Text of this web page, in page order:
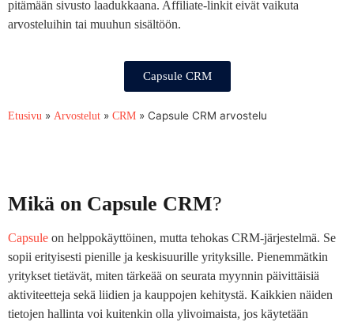
pitämään sivusto laadukkaana. Affiliate-linkit eivät vaikuta
arvosteluihin tai muuhun sisältöön.
Capsule CRM
Etusivu » Arvostelut » CRM » Capsule CRM arvostelu
Mikä on Capsule CRM?
Capsule on helppokäyttöinen, mutta tehokas CRM-järjestelmä. Se
sopii erityisesti pienille ja keskisuurille yrityksille. Pienemmätkin
yritykset tietävät, miten tärkeää on seurata myynnin päivittäisiä
aktiviteetteja sekä liidien ja kauppojen kehitystä. Kaikkien näiden
tietojen hallinta voi kuitenkin olla ylivoimaista, jos käytetään